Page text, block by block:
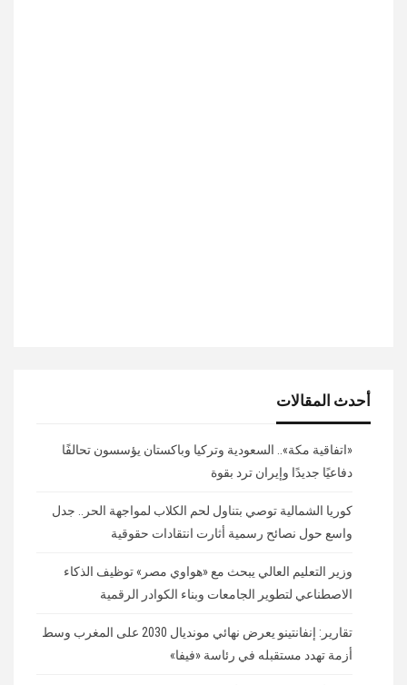
أحدث المقالات
«اتفاقية مكة».. السعودية وتركيا وباكستان يؤسسون تحالفًا
دفاعيًا جديدًا وإيران ترد بقوة
كوريا الشمالية توصي بتناول لحم الكلاب لمواجهة الحر.. جدل
واسع حول نصائح رسمية أثارت انتقادات حقوقية
وزير التعليم العالي يبحث مع «هواوي مصر» توظيف الذكاء
الاصطناعي لتطوير الجامعات وبناء الكوادر الرقمية
تقارير: إنفانتينو يعرض نهائي مونديال 2030 على المغرب وسط
أزمة تهدد مستقبله في رئاسة «فيفا»